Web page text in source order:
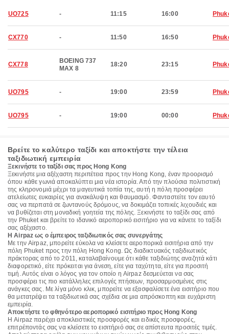
UO725 - 11:15 16:00
CX770 - 11:50 16:50
CX778
BOEING 737
MAX 8
18:20 23:15
UO795 - 19:00 23:59
UO795 - 19:00 00:00
Βρείτε το καλύτερο ταξίδι και αποκτήστε την τέλεια
ταξιδιωτική εμπειρία
Ξεκινήστε το ταξίδι σας προς Hong Kong
Ξεκινήστε μια αξέχαστη περιπέτεια προς την Hong Kong, έναν προορισμό
όπου κάθε γωνιά αποκαλύπτει μια νέα ιστορία. Από την πλούσια πολιτιστική
της κληρονομιά μέχρι τα μαγευτικά τοπία της, αυτή η πόλη προσφέρει
ατελείωτες ευκαιρίες για ανακάλυψη και θαυμασμό. Φανταστείτε τον εαυτό
σας να περπατά σε ζωντανούς δρόμους, να δοκιμάζει τοπικές λιχουδιές και
να βυθίζεται στη μοναδική γοητεία της πόλης. Ξεκινήστε το ταξίδι σας από
την Phuket και βρείτε το ιδανικό αεροπορικό εισιτήριο για να κάνετε το ταξίδι
σας αξέχαστο.
Η Airpaz ως ο έμπειρος ταξιδιωτικός σας συνεργάτης
Με την Airpaz, μπορείτε εύκολα να κλείσετε αεροπορικά εισιτήρια από την
πόλη Phuket προς την πόλη Hong Kong. Ως διαδικτυακός ταξιδιωτικός
πράκτορας από το 2011, καταλαβαίνουμε ότι κάθε ταξιδιώτης αναζητά κάτι
διαφορετικό, είτε πρόκειται για άνεση, είτε για ταχύτητα, είτε για προσιτή
τιμή. Αυτός είναι ο λόγος για τον οποίο η Airpaz δεσμεύεται να σας
προσφέρει τις πιο κατάλληλες επιλογές πτήσεων, προσαρμοσμένες στις
ανάγκες σας. Με λίγα μόνο κλικ, μπορείτε να εξασφαλίσετε ένα εισιτήριο που
θα μετατρέψει τα ταξιδιωτικά σας σχέδια σε μια απρόσκοπτη και ευχάριστη
εμπειρία.
Αποκτήστε το φθηνότερο αεροπορικό εισιτήριο προς Hong Kong
Η Airpaz παρέχει αποκλειστικές προσφορές και ειδικές προσφορές,
επιτρέποντάς σας να κλείσετε το εισιτήριό σας σε απίστευτα προσιτές τιμές.